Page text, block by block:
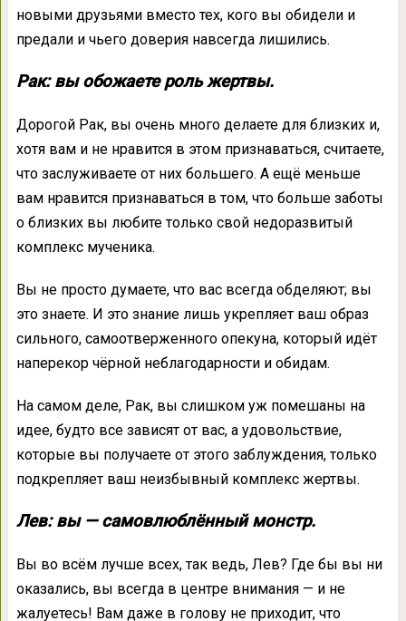
новыми друзьями вместо тех, кого вы обидели и
предали и чьего доверия навсегда лишились.
Рак: вы обожаете роль жертвы.
Дорогой Рак, вы очень много делаете для близких и,
хотя вам и не нравится в этом признаваться, считаете,
что заслуживаете от них большего. А ещё меньше
вам нравится признаваться в том, что больше заботы
о близких вы любите только свой недоразвитый
комплекс мученика.
Вы не просто думаете, что вас всегда обделяют; вы
это знаете. И это знание лишь укрепляет ваш образ
сильного, самоотверженного опекуна, который идёт
наперекор чёрной неблагодарности и обидам.
На самом деле, Рак, вы слишком уж помешаны на
идее, будто все зависят от вас, а удовольствие,
которые вы получаете от этого заблуждения, только
подкрепляет ваш неизбывный комплекс жертвы.
Лев: вы — самовлюблённый монстр.
Вы во всём лучше всех, так ведь, Лев? Где бы вы ни
оказались, вы всегда в центре внимания — и не
жалуетесь! Вам даже в голову не приходит, что